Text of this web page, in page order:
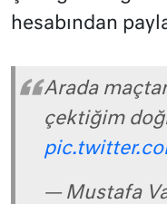
hesabından
Arada
çektiğim
— Mustafa